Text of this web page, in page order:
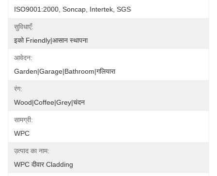
ISO9001:2000, Soncap, Intertek, SGS
सुविधाएँ:
इको Friendly|आसान स्थापना
आवेदन:
Garden|Garage|Bathroom|गलियारा
रंग:
Wood|Coffee|Grey|चंदन
सामग्री:
WPC
उत्पाद का नाम:
WPC दीवार Cladding